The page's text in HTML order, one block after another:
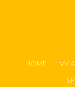
HOME VV